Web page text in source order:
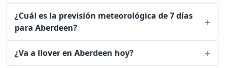
¿Cuál es la previsión meteorológica de 7 días
para Aberdeen?
¿Va a llover en Aberdeen hoy?